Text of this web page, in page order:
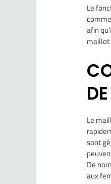
Le
afin
maillot
Le
sont
De
aux